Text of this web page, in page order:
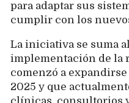
para adaptar sus
cumplir con los
La iniciativa se suma
implementación de la
comenzó a
2025 y que